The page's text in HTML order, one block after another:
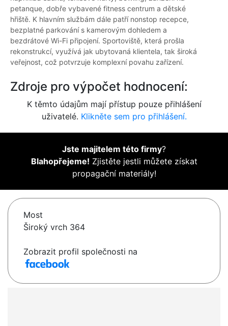
petanque, dobře vybavené fitness centrum a dětské
hřiště. K hlavním službám dále patří nonstop recepce,
bezplatné parkování s kamerovým dohledem a
bezdrátové Wi-Fi připojení. Sportoviště, která prošla
rekonstrukcí, využívá jak ubytovaná klientela, tak široká
veřejnost, což potvrzuje komplexní povahu zařízení.
Zdroje pro výpočet hodnocení:
K těmto údajům mají přístup pouze přihlášení
uživatelé. Klikněte sem pro přihlášení.
Jste majitelem této firmy?
Blahopřejeme! Zjistěte jestli můžete získat
propagační materiály!
Most
Široký vrch 364
Zobrazit profil společnosti na